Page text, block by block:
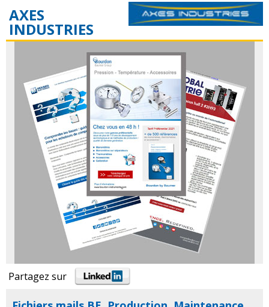
AXES
INDUSTRIES
Partagez sur